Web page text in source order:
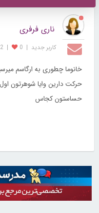
ناری فرفری
کاربر جديد |
0
| 2 پست
خانوما چطوری به ارگاسم
حرکت دارین وایا شوهرتون
حساستون کجاس